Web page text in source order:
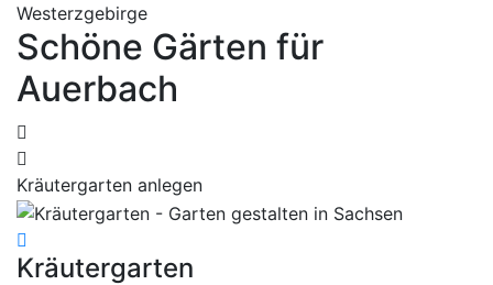
Westerzgebirge
Schöne Gärten für
Auerbach
Kräutergarten anlegen
Kräutergarten